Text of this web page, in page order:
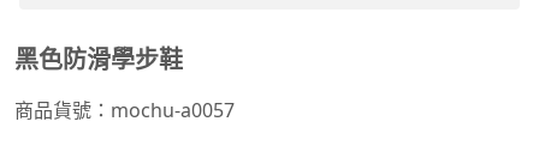
黑色防滑學步鞋
商品貨號： mochu-a0057